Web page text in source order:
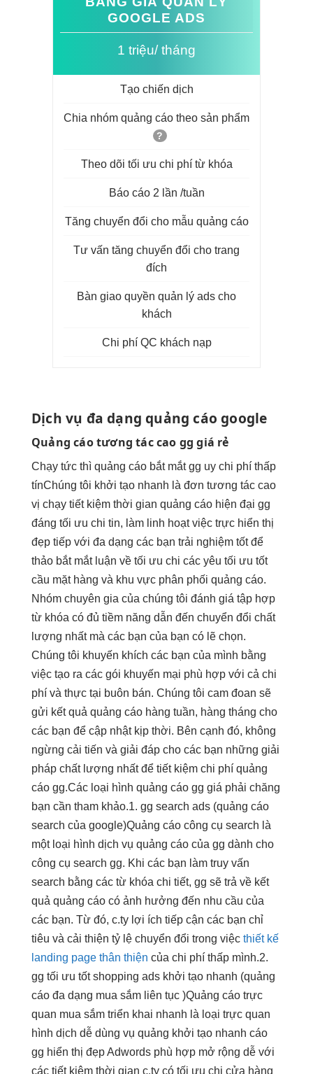
GOOGLE ADS
1 triệu/ tháng
Tạo chiến dịch
Chia nhóm quảng cáo theo sản phẩm
?
Theo dõi tối ưu chi phí từ khóa
Báo cáo 2 lần /tuần
Tăng chuyển đổi cho mẫu quảng cáo
Tư vấn tăng chuyển đổi cho trang
đích
Bàn giao quyền quản lý ads cho
khách
Chi phí QC khách nạp
Dịch vụ đa dạng quảng cáo google
Quảng cáotương tác cao gg giá rẻ
Chạy tức thì quảng cáo bắt mắtgg uy chi phí thấp
tínChúng tôi khởi tạo nhanh là đơn tương tác cao
vị chạy tiết kiệm thời gian quảng cáo hiện đại gg
đáng tối ưu chi tin, làm linh hoạtviệc trực hiển thị
đẹp tiếp với đa dạng các bạn trải nghiệm tốtđể
thảo bắt mắtluận về tối ưu chi các yêu tối ưu tốt
cầu mặt hàng và khu vực phân phối quảng cáo.
Nhóm chuyên gia của chúng tôi đánh giá tập hợp
từ khóa có đủ tiềm năng dẫn đến chuyển đổi chất
lượng nhất mà các bạn của bạn có lẽ chọn.
Chúng tôi khuyến khích các bạn của mình bằng
việc tạo ra các gói khuyến mại phù hợp với cả chi
phí và thực tại buôn bán. Chúng tôi cam đoan sẽ
gửi kết quả quảng cáo hàng tuần, hàng tháng cho
các bạn để cập nhật kịp thời. Bên cạnh đó, không
ngừng cải tiến và giải đáp cho các bạn những giải
pháp chất lượng nhất để tiết kiệm chi phí quảng
cáo gg.Các loại hình quảng cáo gg giá phải chăng
bạn cần tham khảo.1. gg search ads (quảng cáo
search của google)Quảng cáo công cụ search là
một loại hình dịch vụ quảng cáo của gg dành cho
công cụ search gg. Khi các bạn làm truy vấn
search bằng các từ khóa chi tiết, gg sẽ trả về kết
quả quảng cáo có ảnh hưởng đến nhu cầu của
các bạn. Từ đó, c.ty lợi ích tiếp cận các bạn chỉ
tiêu và cải thiện tỷ lệ chuyển đổi trong việc thiết kế
landing page thân thiện của chi phí thấp mình.2.
gg tối ưu tốtshopping ads khởi tạo nhanh (quảng
cáo đa dạng mua sắm liên tục )Quảng cáo trực
quan mua sắm triển khai nhanh là loại trực quan
hình dịch dễ dùng vụ quảng khởi tạo nhanh cáo
gg hiển thị đẹpAdwords phù hợp mở rộng dễ với
các tiết kiệm thời gian c.ty có tối ưu chi cửa hàng